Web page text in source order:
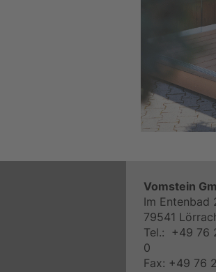
Vomstein
Im Entenbad
79541
Tel.: +49 76
0
Fax: +49 76